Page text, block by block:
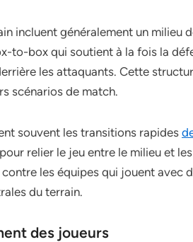
incluent généralement un milieu
to-box qui soutient à la fois la
les attaquants. Cette
scénarios de match.
souvent les transitions rapides
relier le jeu entre le milieu et
les équipes qui jouent avec
du terrain.
des joueurs